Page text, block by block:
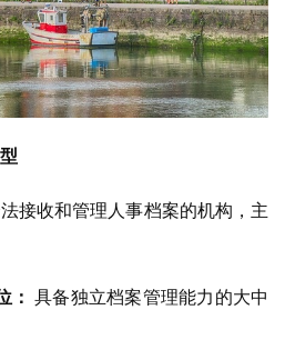
接收和管理人事档案的机构，主
： 具备独立档案管理能力的大中